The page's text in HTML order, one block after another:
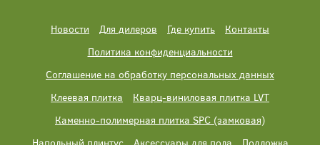
Новости Для дилеров Где купить
Контакты
Политика конфиденциальности
Соглашение на обработку персональных данных
Клеевая плитка
Кварц-виниловая плитка LVT
Каменно-полимерная плитка SPC (замковая)